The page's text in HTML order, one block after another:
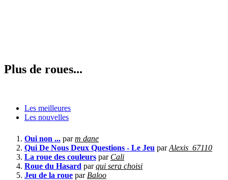
Plus de roues...
Les meilleures
Les nouvelles
Oui non ... parm dane
Qui De Nous Deux Questions - Le Jeu parAlexis_67110
La roue des couleurs par Cali
Roue du Hasard parqui sera choisi
Jeu de la roue par Baloo